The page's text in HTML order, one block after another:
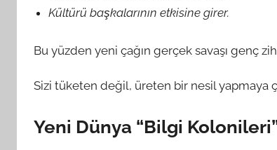
Kültürü başkalarının etkisine girer.
Bu yüzden yeni çağın gerçek savaşı genç
Sizi tüketen değil, üreten bir nesil yapmaya
Yeni Dünya “Bilgi